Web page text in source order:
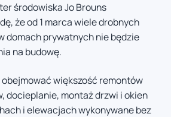
środowiska Jo Brouns
że od 1 marca wiele drobnych
domach prywatnych nie będzie
na budowę.
większość remontów
docieplanie, montaż drzwi i okien
i elewacjach wykonywane bez